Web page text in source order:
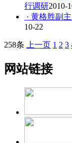
行调研2010-
· 黄格胜副
10-22
258条 上一页 1 2 3
网站链接